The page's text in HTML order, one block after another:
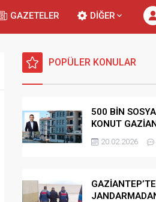
GAZETELER DİĞER
POPÜLER KONULAR
500 BİN
KONUT
HAK SAHİPLİĞİ
BELİRLEME
20.02.2026
GAZİANTEP’TE